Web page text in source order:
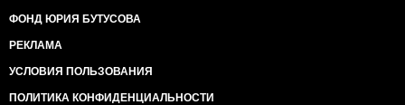
ФОНД ЮРИЯ БУТУСОВА
РЕКЛАМА
УСЛОВИЯ ПОЛЬЗОВАНИЯ
ПОЛИТИКА КОНФИДЕНЦИАЛЬНОСТИ